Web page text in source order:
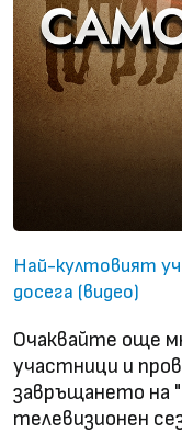
Най-култовият
досега (видео)
Очаквайте още
участници и
завръщането на
телевизионен